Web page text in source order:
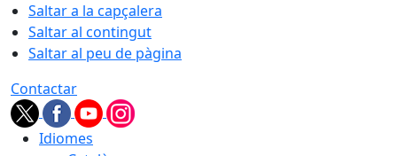
Saltar a la capçalera
Saltar al contingut
Saltar al peu de pàgina
Contactar
Idiomes